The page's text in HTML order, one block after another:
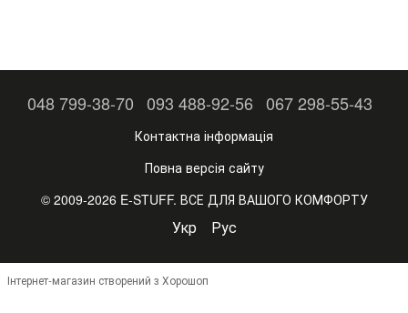
048 799-38-70 093 488-92-56 067 298-55-43
Контактна інформація
Повна версія сайту
© 2009-2026 E-STUFF. ВСЕ ДЛЯ ВАШОГО КОМФОРТУ
Укр Рус
Інтернет-магазин створений з Хорошоп